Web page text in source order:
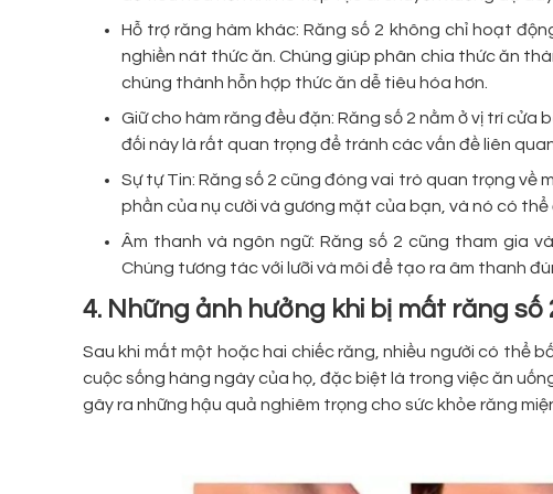
Hỗ trợ răng hàm khác: Răng số 2 không chỉ hoạt
nghiền nát thức ăn. Chúng giúp phân chia thức ăn
chúng thành hỗn hợp thức ăn dễ tiêu hóa hơn.
Giữ cho hàm răng đều đặn: Răng số 2 nằm ở vị trí
đối này là rất quan trọng để tránh các vấn đề liên
Sự tự Tin: Răng số 2 cũng đóng vai trò quan trọng về
phần của nụ cười và gương mặt của bạn, và nó có
Âm thanh và ngôn ngữ: Răng số 2 cũng tham gia
Chúng tương tác với lưỡi và môi để tạo ra âm thanh
4. Những ảnh hưởng khi bị mất răng số
Sau khi mất một hoặc hai chiếc răng, nhiều người có thể
cuộc sống hàng ngày của họ, đặc biệt là trong việc ăn
gây ra những hậu quả nghiêm trọng cho sức khỏe răng